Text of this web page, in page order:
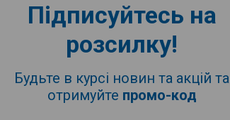
Підписуйтесь на
розсилку!
Будьте в курсі новин та акцій та
отримуйте промо-код